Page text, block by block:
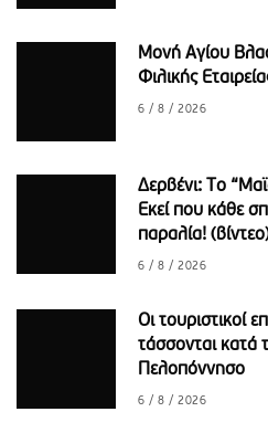
Μονή Αγίου
Φιλικής
6 / 8 / 2026
Δερβένι: Το
Eκεί που κάθε
παραλία!
6 / 8 / 2026
Οι τουριστικοί
τάσσονται κατά
Πελοπόννησο
6 / 8 / 2026